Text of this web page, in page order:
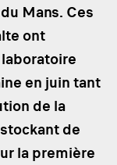
Mans. Ces
ont
en juin tant
de la
de
la première